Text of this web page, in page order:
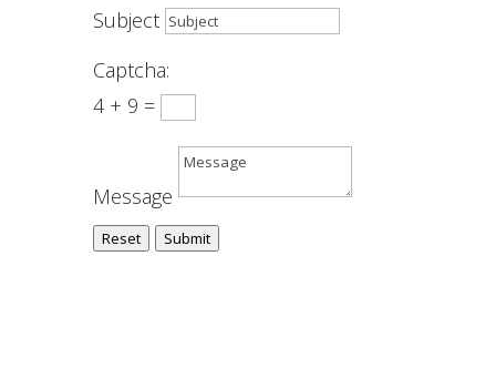
Subject
Captcha:
4 + 9 =
Message